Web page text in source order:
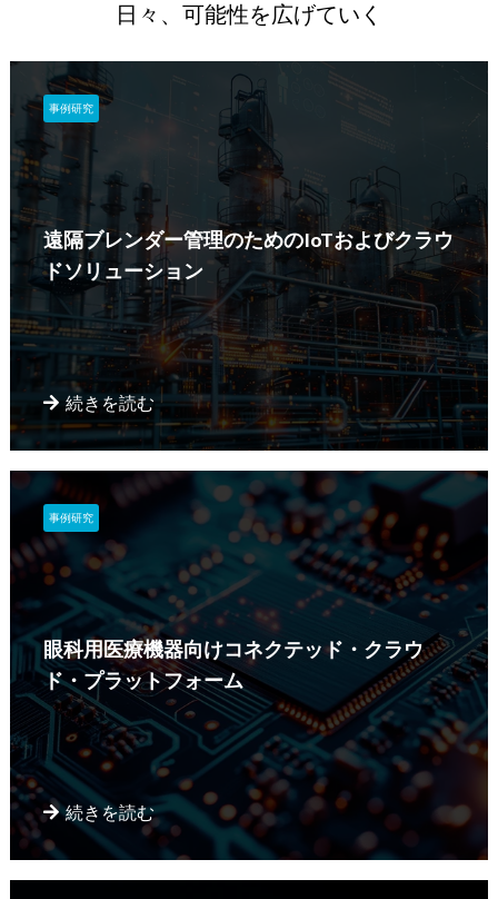
日々、可能性を広げていく
遠隔ブレンダー管理のためのIoTおよびクラウ
ドソリューション
続きを読む
事例研究
眼科用医療機器向けコネクテッド・クラウ
ド・プラットフォーム
続きを読む
事例研究